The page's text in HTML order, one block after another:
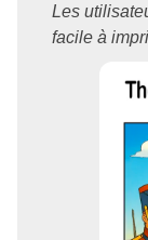
Les
facile à